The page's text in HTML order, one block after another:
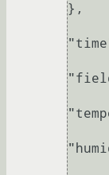
},